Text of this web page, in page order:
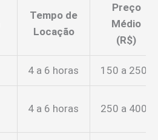
Tempo de
Locação
Preço
Médio
(R$)
4 a 6 horas 150 a 250
4 a 6 horas 250 a 400